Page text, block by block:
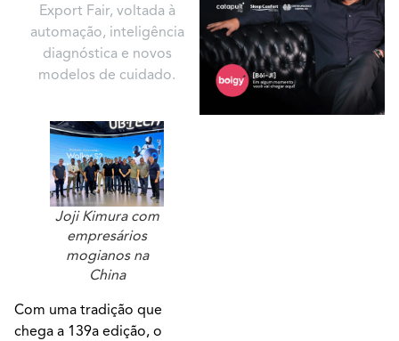
Export Fair, voltada à
automação, inteligência
diagnóstica e novos
modelos de cuidado.
Joji Kimura com
empresários
mogianos na
China
Com uma tradição que
chega a 139a edição, o